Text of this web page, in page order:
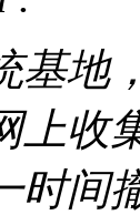
基地
上收
时间